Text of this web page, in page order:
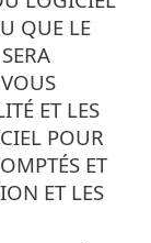
QUE LE
ET LES
POUR
ET
ET LES